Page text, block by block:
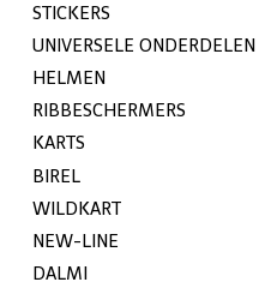
STICKERS
UNIVERSELE ONDERDELEN
HELMEN
RIBBESCHERMERS
KARTS
BIREL
WILDKART
NEW-LINE
DALMI